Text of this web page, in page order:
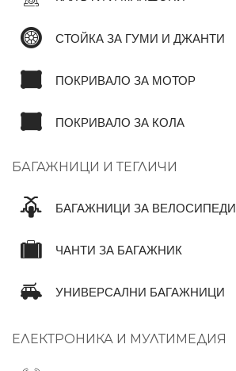
СТОЙКА ЗА ГУМИ И ДЖАНТИ
ПОКРИВАЛО ЗА МОТОР
ПОКРИВАЛО ЗА КОЛА
БАГАЖНИЦИ И ТЕГЛИЧИ
БАГАЖНИЦИ ЗА ВЕЛОСИПЕДИ
ЧАНТИ ЗА БАГАЖНИК
УНИВЕРСАЛНИ БАГАЖНИЦИ
ЕЛЕКТРОНИКА И МУЛТИМЕДИЯ